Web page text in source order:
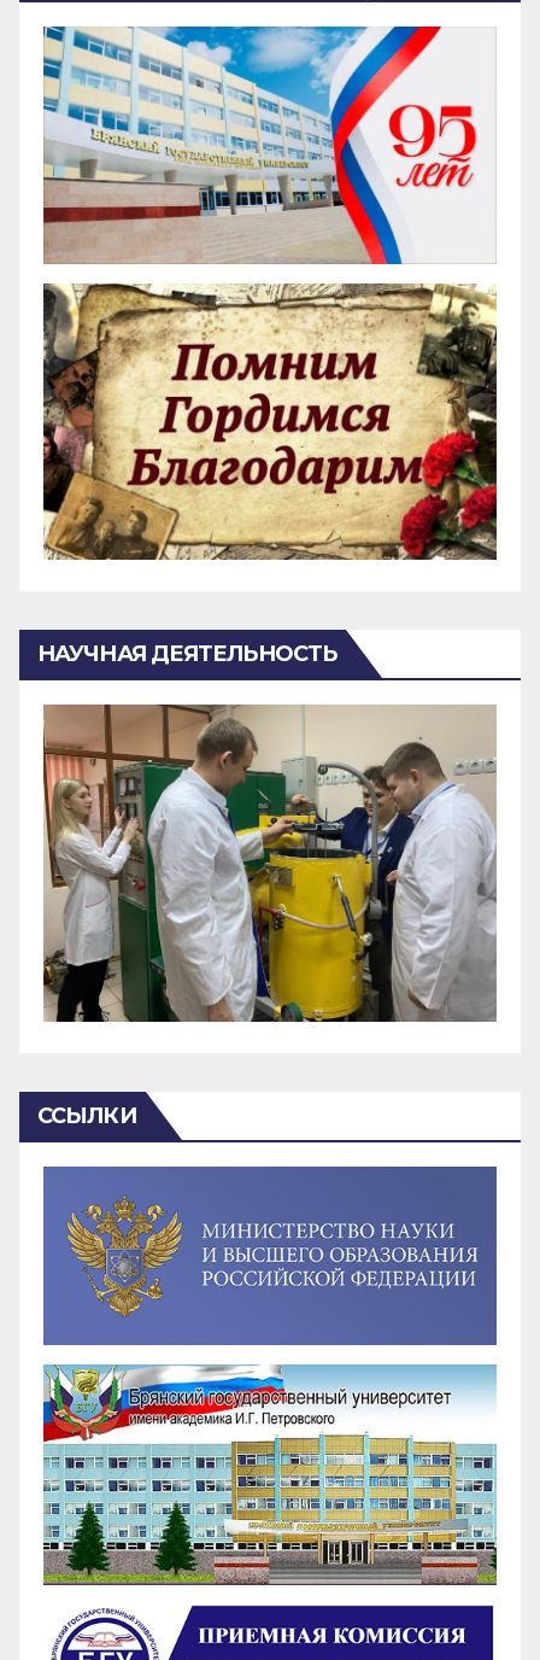
НАУЧНАЯ ДЕЯТЕЛЬНОСТЬ
ССЫЛКИ